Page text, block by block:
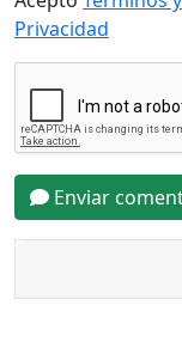
Privacidad
Enviar